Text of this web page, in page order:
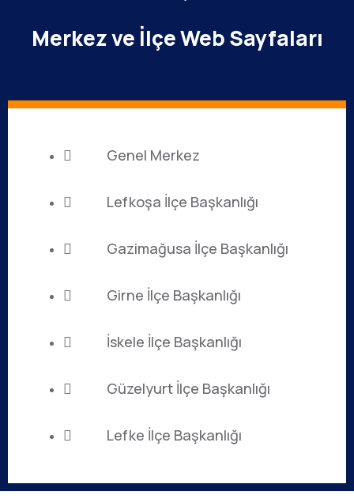
Merkez ve İlçe Web Sayfaları
Genel Merkez
Lefkoşa İlçe Başkanlığı
Gazimağusa İlçe Başkanlığı
Girne İlçe Başkanlığı
İskele İlçe Başkanlığı
Güzelyurt İlçe Başkanlığı
Lefke İlçe Başkanlığı